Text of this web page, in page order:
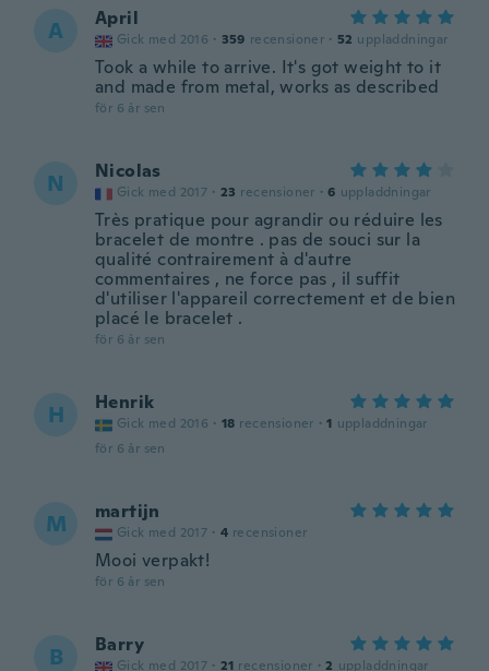
A April
Gick med 2016 · 359 recensioner · 52 uppladdningar
Took a while to arrive. It's got weight to it
and made from metal, works as described
för 6 år sen
N Nicolas
Gick med 2017 · 23 recensioner · 6 uppladdningar
Très pratique pour agrandir ou réduire les
bracelet de montre . pas de souci sur la
qualité contrairement à d'autre
commentaires , ne force pas , il suffit
d'utiliser l'appareil correctement et de bien
placé le bracelet .
för 6 år sen
H Henrik
Gick med 2016 · 18 recensioner · 1 uppladdningar
för 6 år sen
M martijn
Gick med 2017 · 4 recensioner
Mooi verpakt!
för 6 år sen
B Barry
Gick med 2017 · 21 recensioner · 2 uppladdningar